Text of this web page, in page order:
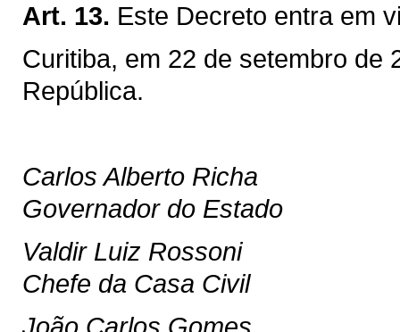
Art. 13. Este Decreto entra em
Curitiba, em 22 de setembro de
República.
Carlos Alberto Richa
Governador do Estado
Valdir Luiz Rossoni
Chefe da Casa Civil